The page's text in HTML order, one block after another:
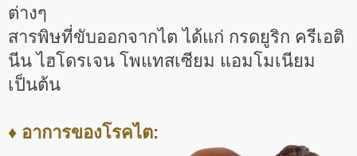
ต่างๆ
สารพิษที่ขับออกจากไต ได้แก่ กรดยูริก ครีเอติ
นีน ไฮโดรเจน โพแทสเซียม แอมโมเนียม
เป็นต้น
♦ อาการของโรคไต: